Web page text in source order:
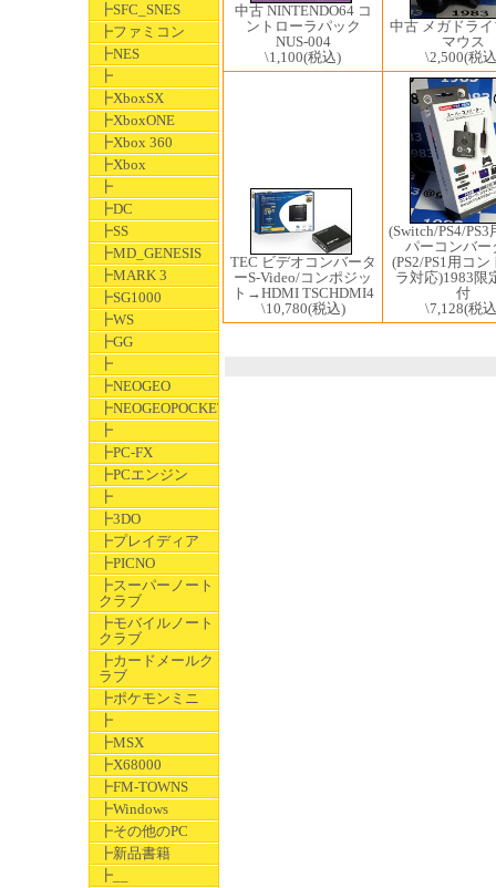
┣SFC_SNES
┣ファミコン
┣NES
┣
┣XboxSX
┣XboxONE
┣Xbox 360
┣Xbox
┣
┣DC
┣SS
┣MD_GENESIS
┣MARK 3
┣SG1000
┣WS
┣GG
┣
┣NEOGEO
┣NEOGEOPOCKET
┣
┣PC-FX
┣PCエンジン
┣
┣3DO
┣プレイディア
┣PICNO
┣スーパーノート
クラブ
┣モバイルノート
クラブ
┣カードメールク
ラブ
┣ポケモンミニ
┣
┣MSX
┣X68000
┣FM-TOWNS
┣Windows
┣その他のPC
┣新品書籍
┣__
中古 NINTENDO64 コ
ントローラパック
NUS-004
\1,100(税込)
中古 メガドラ
マウス
\2,500(税
TEC ビデオコンバータ
ーS-Video/コンポジッ
ト→HDMI TSCHDMI4
\10,780(税込)
(Switch/PS4/PS3
パーコンバー
(PS2/PS1用コン
ラ対応)1983限
付
\7,128(税